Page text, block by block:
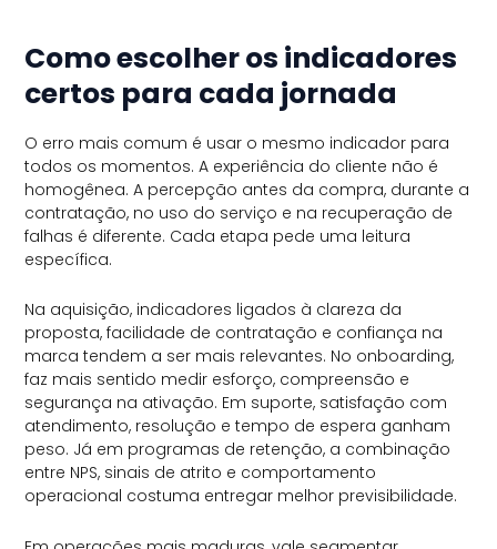
Como escolher os indicadores
certos para cada jornada
O erro mais comum é usar o mesmo indicador para
todos os momentos. A experiência do cliente não é
homogênea. A percepção antes da compra, durante a
contratação, no uso do serviço e na recuperação de
falhas é diferente. Cada etapa pede uma leitura
específica.
Na aquisição, indicadores ligados à clareza da
proposta, facilidade de contratação e confiança na
marca tendem a ser mais relevantes. No onboarding,
faz mais sentido medir esforço, compreensão e
segurança na ativação. Em suporte, satisfação com
atendimento, resolução e tempo de espera ganham
peso. Já em programas de retenção, a combinação
entre NPS, sinais de atrito e comportamento
operacional costuma entregar melhor previsibilidade.